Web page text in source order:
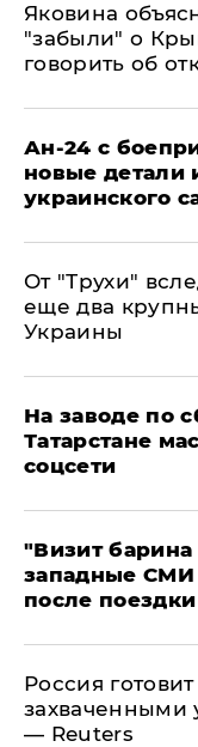
Яковина
"забыли" о
говорить об
Ан-24 с
новые детали
украинского
От "Трухи"
еще два
Украины
На заводе по
Татарстане
соцсети
"Визит
западные
после
​Россия
захваченными
— Reuters